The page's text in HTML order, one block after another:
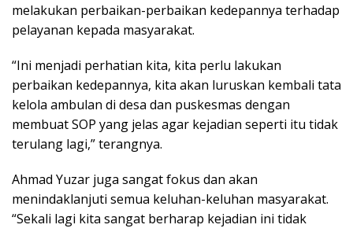
melakukan perbaikan-perbaikan kedepannya terhadap
pelayanan kepada masyarakat.
“Ini menjadi perhatian kita, kita perlu lakukan
perbaikan kedepannya, kita akan luruskan kembali tata
kelola ambulan di desa dan puskesmas dengan
membuat SOP yang jelas agar kejadian seperti itu tidak
terulang lagi,” terangnya.
Ahmad Yuzar juga sangat fokus dan akan
menindaklanjuti semua keluhan-keluhan masyarakat.
“Sekali lagi kita sangat berharap kejadian ini tidak